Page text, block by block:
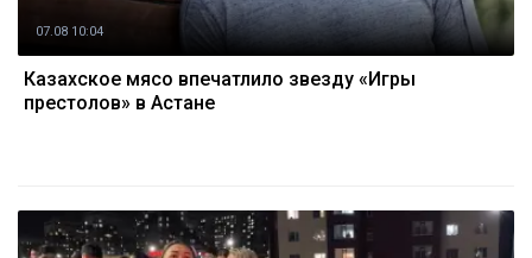
07.08 10:04
Казахское мясо впечатлило звезду «Игры
престолов» в Астане